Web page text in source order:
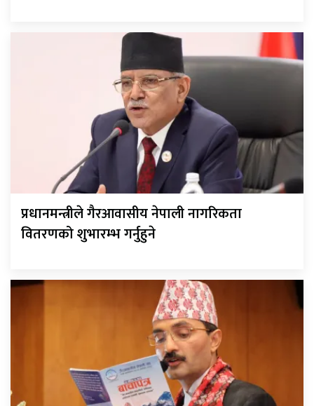
प्रधानमन्त्रीले गैरआवासीय नेपाली नागरिकता
वितरणको शुभारम्भ गर्नुहुने